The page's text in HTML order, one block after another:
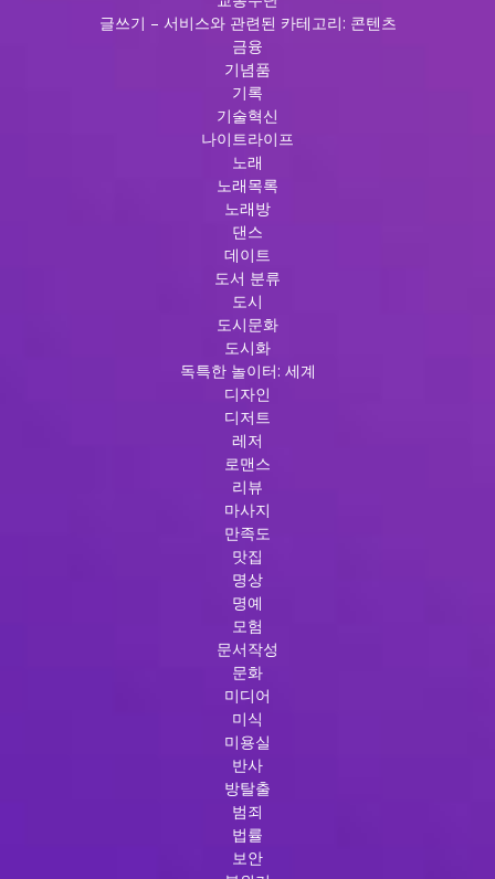
글쓰기 – 서비스와 관련된 카테고리: 콘텐츠
금융
기념품
기록
기술혁신
나이트라이프
노래
노래목록
노래방
댄스
데이트
도서 분류
도시
도시문화
도시화
독특한 놀이터: 세계
디자인
디저트
레저
로맨스
리뷰
마사지
만족도
맛집
명상
명예
모험
문서작성
문화
미디어
미식
미용실
반사
방탈출
범죄
법률
보안